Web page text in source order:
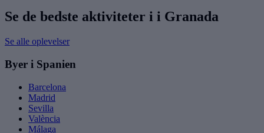
Se de bedste aktiviteter i i Granada
Se alle oplevelser
Byer i Spanien
Barcelona
Madrid
Sevilla
València
Málaga